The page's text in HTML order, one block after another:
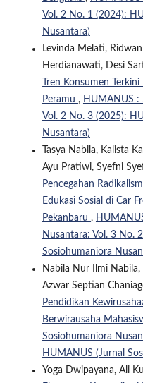
Vol. 2 No. 1 (2024):
Nusantara)
Levinda Melati,
Herdianawati, Desi
Tren Konsumen
Peramu , HUMANUS :
Vol. 2 No. 3 (2025):
Nusantara)
Tasya Nabila, Kalista
Ayu Pratiwi, Syefni
Pencegahan
Edukasi Sosial di Car
Pekanbaru ,
Nusantara: Vol. 3 No.
Sosiohumaniora
Nabila Nur Ilmi
Azwar Septian
Pendidikan
Berwirausaha
Sosiohumaniora
HUMANUS (Jurnal
Yoga Dwipayana, Ali